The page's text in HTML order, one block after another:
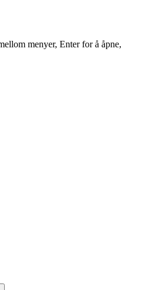
menyer, Enter for å åpne,